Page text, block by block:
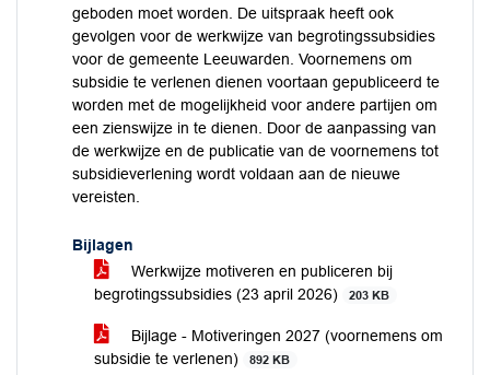
geboden moet worden. De uitspraak heeft ook
gevolgen voor de werkwijze van begrotingssubsidies
voor de gemeente Leeuwarden. Voornemens om
subsidie te verlenen dienen voortaan gepubliceerd te
worden met de mogelijkheid voor andere partijen om
een zienswijze in te dienen. Door de aanpassing van
de werkwijze en de publicatie van de voornemens tot
subsidieverlening wordt voldaan aan de nieuwe
vereisten.
Bijlagen
Werkwijze motiveren en publiceren bij
begrotingssubsidies (23 april 2026)
203 KB
Bijlage - Motiveringen 2027 (voornemens om
subsidie te verlenen)
892 KB